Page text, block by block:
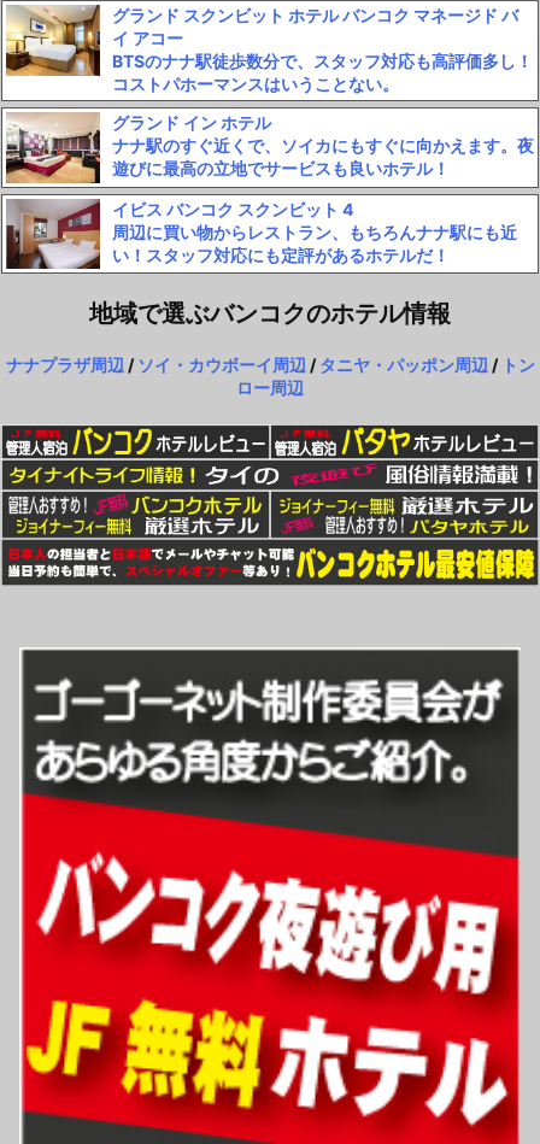
グランド スクンビット ホテル バンコク マネージド バ
イ アコー
BTSのナナ駅徒歩数分で、スタッフ対応も高評価多し！
コストパホーマンスはいうことない。
グランド イン ホテル
ナナ駅のすぐ近くで、ソイカにもすぐに向かえます。夜
遊びに最高の立地でサービスも良いホテル！
イビス バンコク スクンビット 4
周辺に買い物からレストラン、もちろんナナ駅にも近
い！スタッフ対応にも定評があるホテルだ！
地域で選ぶバンコクのホテル情報
ナナプラザ周辺 / ソイ・カウボーイ周辺 /タニヤ・パッポン周辺 / トン
ロー周辺